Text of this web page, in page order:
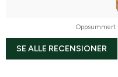
Oppsummert
SE ALLE RECENSIONER